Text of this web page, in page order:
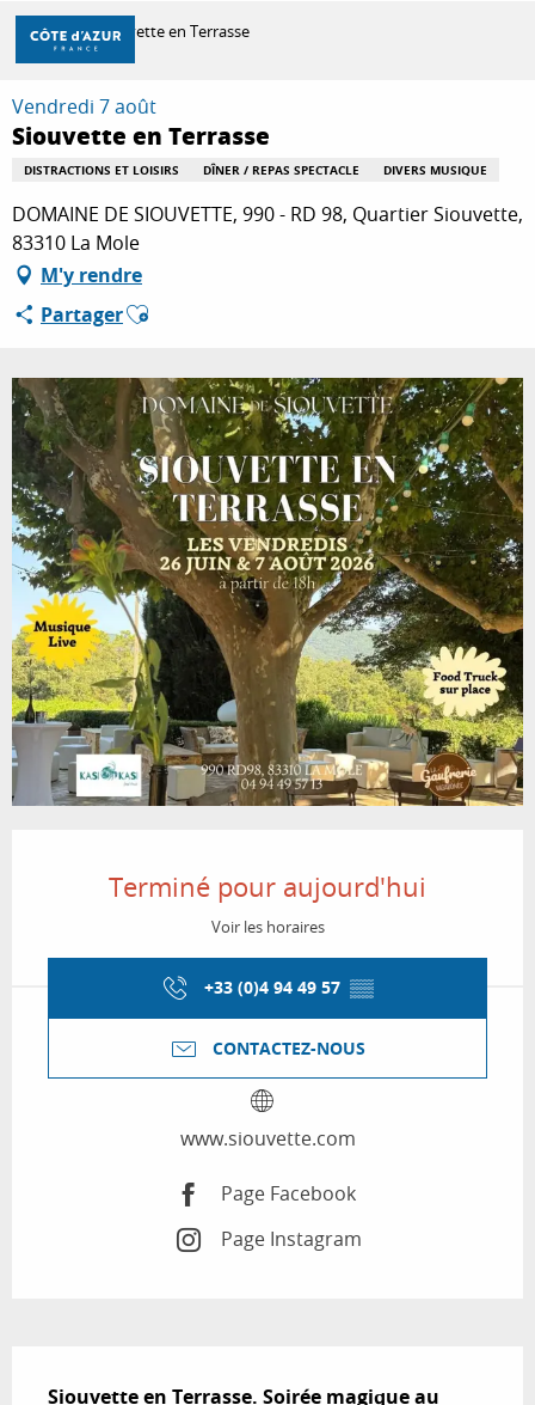
Aller
contenu
principal
DÉCOUVRIR
À FAIRE
SÉJOURNER
Accueil Siouvette en Terrasse
Vendredi 7 août
Siouvette en Terrasse
DISTRACTIONS ET LOISIRS DÎNER / REPAS SPECTACLE DIVERS MUSIQUE
DOMAINE DE SIOUVETTE, 990 - RD 98, Quartier Siouvette,
83310 La Mole
M'y rendre
PartagerAjouter aux favoris
Terminé pour aujourd'hui
Voir les horaires
+33 (0)4 94 49 57 ▒▒
CONTACTEZ-NOUS
www.siouvette.com
Page Facebook
Page Instagram
Siouvette en Terrasse. Soirée magique au